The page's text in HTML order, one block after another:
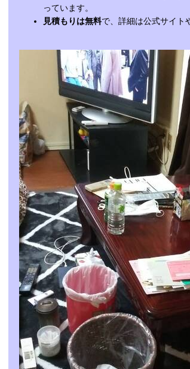
っています。
見積もりは無料で、詳細は公式サイト